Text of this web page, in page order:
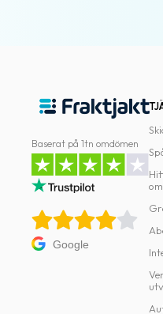
Baserat på 1tn omdömen
Google